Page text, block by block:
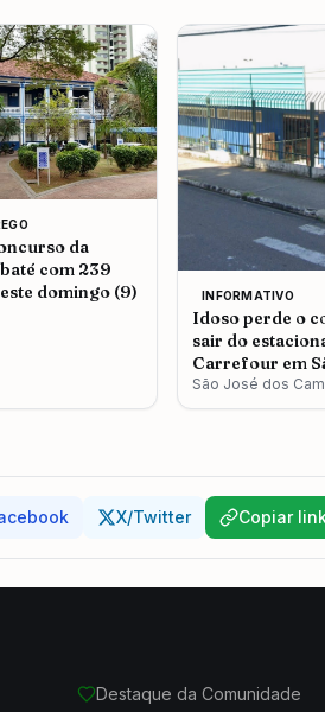
da
com 239
domingo (9)
INFORMATIVO
Idoso perde o
sair do
Carrefour em
Campos
São José dos
X/Twitter Copiar
Destaque da Comunidade